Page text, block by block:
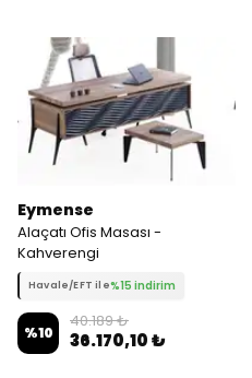
Eymense
Alaçatı Ofis Masası -
Kahverengi
Havale/EFT ile%15 indirim
%10
40.189 ₺
36.170,10 ₺